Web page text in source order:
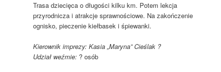
Trasa dziecięca o długości kilku km. Potem lekcja
przyrodnicza i atrakcje sprawnościowe. Na zakończenie
ognisko, pieczenie kiełbasek i śpiewanki.
Kierownik imprezy: Kasia „Maryna” Cieślak ?
Udział weźmie:? osób